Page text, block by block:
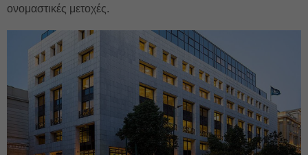
ονομαστικές μετοχές.